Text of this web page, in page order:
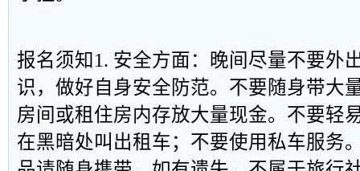
报名须知1. 安全方面：晚间尽量不要外
识，做好自身安全防范。不要随身带大
房间或租住房内存放大量现金。不要轻
在黑暗处叫出租车；不要使用私车服务